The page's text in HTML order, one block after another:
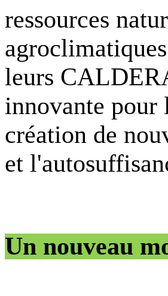
ressources
leurs
innovante pour
création de
et
Un nouveau